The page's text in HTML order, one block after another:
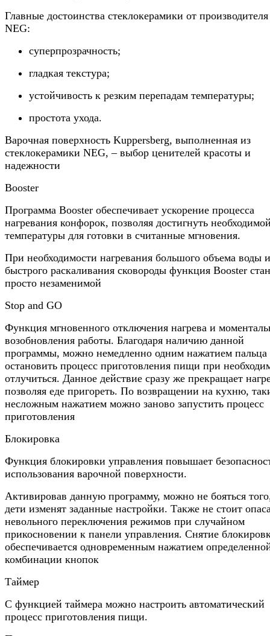
Главные достоинства стеклокерамики от производителя
NEG:
суперпрозрачность;
гладкая текстура;
устойчивость к резким перепадам температуры;
простота ухода.
Варочная поверхность Kuppersberg, выполненная из
стеклокерамики NEG, – выбор ценителей красоты и
надежности
Booster
Программа Booster обеспечивает ускорение процесса
нагревания конфорок, позволяя достигнуть
температуры для готовки в считанные мгновения.
При необходимости нагревания большого объема воды
быстрого раскаливания сковороды функция Booster
просто незаменимой
Stop and GO
Функция мгновенного отключения нагрева и
возобновления работы. Благодаря наличию данной
программы, можно немедленно одним нажатием пальца
остановить процесс приготовления пищи при
отлучиться. Данное действие сразу же прекращает
позволяя еде пригореть. По возвращении на кухню,
несложным нажатием можно заново запустить процесс
приготовления
Блокировка
Функция блокировки управления повышает
использования варочной поверхности.
Активировав данную программу, можно не бояться
дети изменят заданные настройки. Также не стоит
невольного переключения режимов при случайном
прикосновении к панели управления. Снятие
обеспечивается одновременным нажатием
комбинации кнопок
Таймер
С функцией таймера можно настроить автоматический
процесс приготовления пищи.